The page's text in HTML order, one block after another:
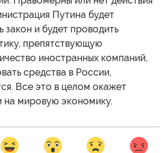
Путина будет
и будет проводить
препятствующую
иностранных компаний,
средства в России,
Все это в целом окажет
на мировую экономику.